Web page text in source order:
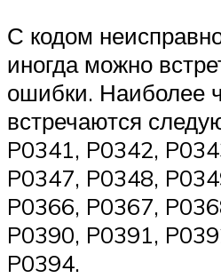
С кодом
иногда можно
ошибки. Наиболее
встречаются
P0341, P0342,
P0347, P0348,
P0366, P0367,
P0390, P0391,
P0394.